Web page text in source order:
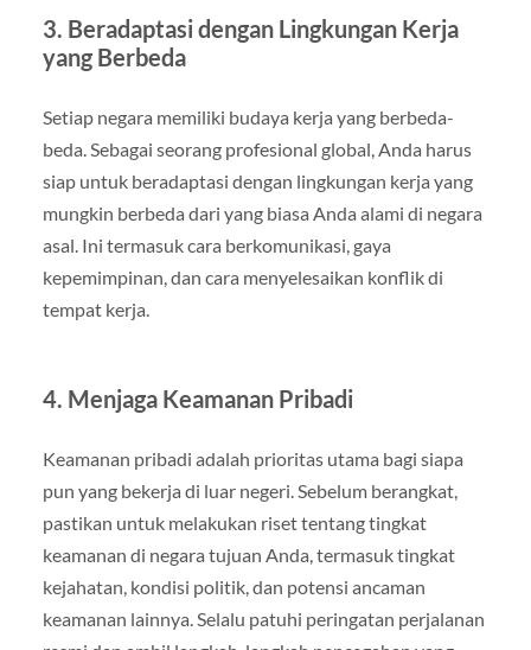
3. Beradaptasi dengan Lingkungan Kerja
yang Berbeda
Setiap negara memiliki budaya kerja yang berbeda-
beda. Sebagai seorang profesional global, Anda harus
siap untuk beradaptasi dengan lingkungan kerja yang
mungkin berbeda dari yang biasa Anda alami di negara
asal. Ini termasuk cara berkomunikasi, gaya
kepemimpinan, dan cara menyelesaikan konflik di
tempat kerja.
4. Menjaga Keamanan Pribadi
Keamanan pribadi adalah prioritas utama bagi siapa
pun yang bekerja di luar negeri. Sebelum berangkat,
pastikan untuk melakukan riset tentang tingkat
keamanan di negara tujuan Anda, termasuk tingkat
kejahatan, kondisi politik, dan potensi ancaman
keamanan lainnya. Selalu patuhi peringatan perjalanan